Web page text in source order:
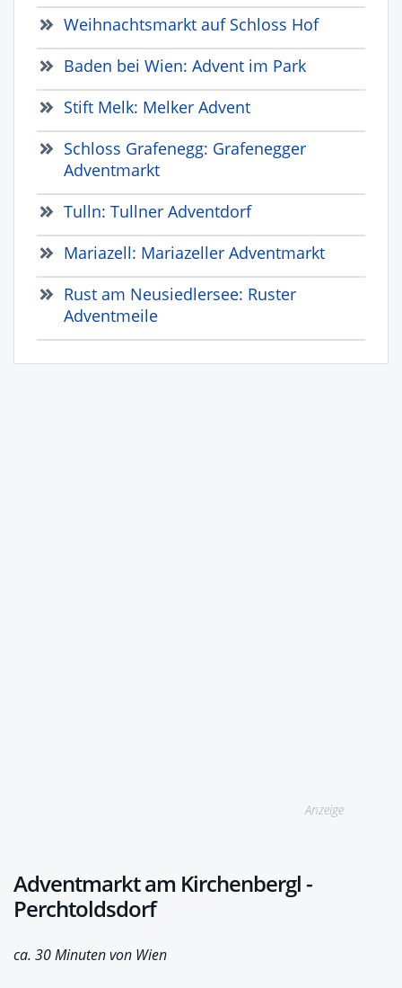
Weihnachtsmarkt auf Schloss Hof
Baden bei Wien: Advent im Park
Stift Melk: Melker Advent
Schloss Grafenegg: Grafenegger
Adventmarkt
Tulln: Tullner Adventdorf
Mariazell: Mariazeller Adventmarkt
Rust am Neusiedlersee: Ruster
Adventmeile
Anzeige
Adventmarkt am Kirchenbergl -
Perchtoldsdorf
ca. 30 Minuten von Wien